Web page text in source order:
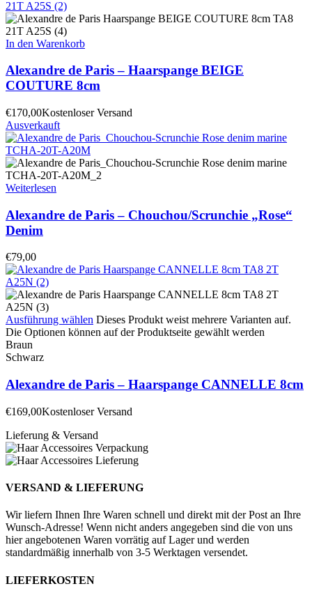
In den Warenkorb
Alexandre de Paris – Haarspange BEIGE
COUTURE 8cm
€170,00Kostenloser Versand
Ausverkauft
Weiterlesen
Alexandre de Paris – Chouchou/Scrunchie „Rose“
Denim
€79,00
Ausführung wählen Dieses Produkt weist mehrere Varianten auf.
Die Optionen können auf der Produktseite gewählt werden
Braun
Schwarz
Alexandre de Paris – Haarspange CANNELLE 8cm
€169,00Kostenloser Versand
Lieferung & Versand
VERSAND & LIEFERUNG
Wir liefern Ihnen Ihre Waren schnell und direkt mit der Post an Ihre
Wunsch-Adresse! Wenn nicht anders angegeben sind die von uns
hier angebotenen Waren vorrätig auf Lager und werden
standardmäßig innerhalb von 3-5 Werktagen versendet.
LIEFERKOSTEN